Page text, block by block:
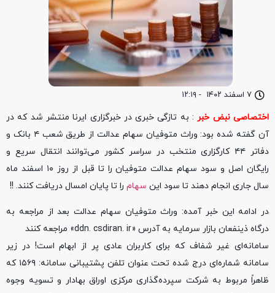
۷ اسفند ۱۴۰۲ - ۱۲:۱۹
اختصاصی نبض خبر : به تازگی خبری در خبرگزاری ایرنا منتشر شد که در
آن گفته شده بود: وراث متوفیان سهام عدالت از طریق شعب ۴ بانک و
دفاتر ۴۴ کارگزاری منتخب در سراسر کشور می‌توانند انتقال سریع و
رایگان اصل و سود سهام عدالت متوفیان را تا قبل از روز ۱۰ اسفند ماه
سال جاری انجام دهند تا سود این سهام را تا پایان امسال دریافت کنند. !!
در ادامه این خبر آمده: وراث متوفیان سهام عدالت بعد از مراجعه به
درگاه ذینفعان بازار سرمایه به آدرس «ddn. csdiran. ir» مراجعه کنند
سامانه‌ای غیر شفاف که برای کاربران عادی پر از ابهام است! در زیر
سامانه شماره‌ای درج شده تحت عنوان تلفن پشتیبانی سامانه: ۱۵۶۹ که
ظاهراً مربوط به شرکت سپرده‌گذاری مرکزی اوراق بهادار و تسویه وجوه